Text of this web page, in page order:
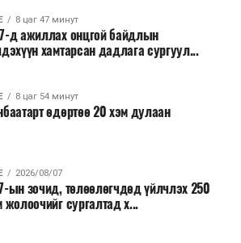
туулахын төлөө бүх шатандаа
хэмээв.
8 цаг 47 минут
д ажиллах онцгой байдлын
хамтарсан дадлага сургуул...
8 цаг 54 минут
өдөртөө 20 хэм дулаан
2026/08/07
ын зочид, төлөөлөгчдөд үйлчлэх 250
жолоочийг сургалтад х...